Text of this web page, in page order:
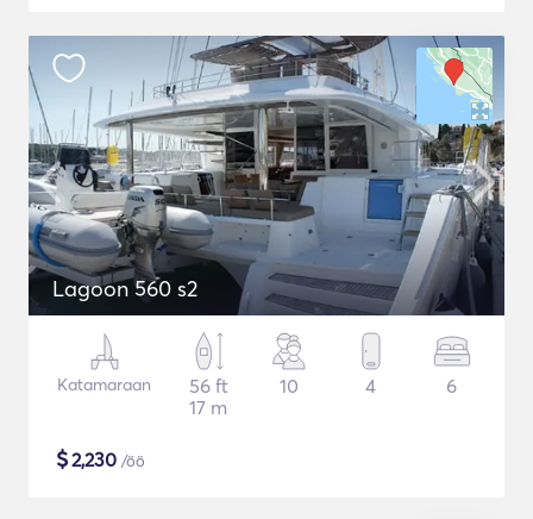
Lagoon 560 s2
Katamaraan
56 ft
17 m
10 4 6
$2,230 /öö